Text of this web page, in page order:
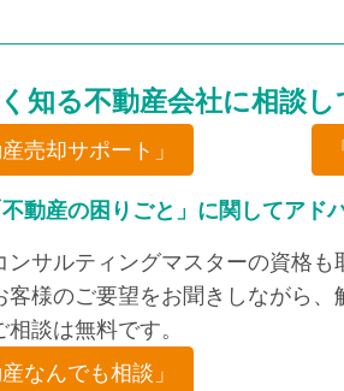
知る不動産会社に相談し
産売却サポート」
動産の困りごと」に関してアド
サルティングマスターの資格
様のご要望をお聞きしながら
談は無料です。
産なんでも相談」